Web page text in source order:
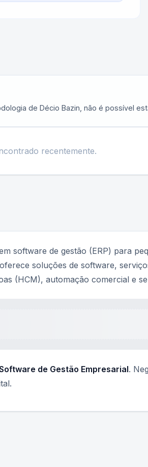
de Décio Bazin, não é possível
recentemente.
software de gestão (ERP) para
soluções de software,
(HCM), automação comercial e
de Gestão Empresarial.